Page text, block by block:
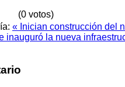
(0 votos)
« Inician construcción del
inauguró la nueva